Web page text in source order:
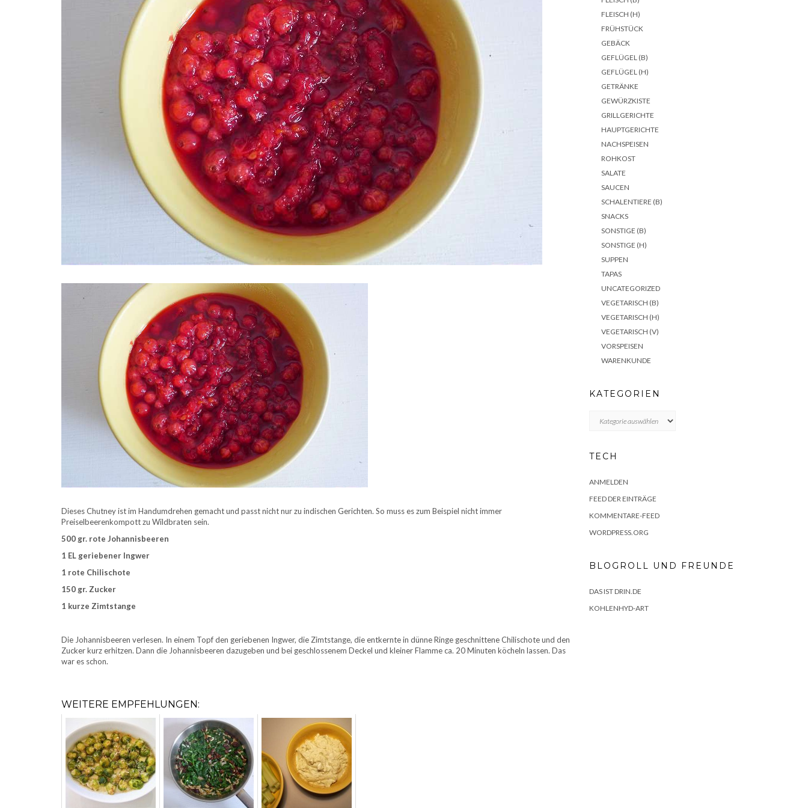
Dieses Chutney ist im Handumdrehen gemacht und passt nicht nur zu indischen Gerichten. So muss es zum Beispiel nicht immer
Preiselbeerenkompott zu Wildbraten sein.
500 gr. rote Johannisbeeren
1 EL geriebener Ingwer
1 rote Chilischote
150 gr. Zucker
1 kurze Zimtstange
Die Johannisbeeren verlesen. In einem Topf den geriebenen Ingwer, die Zimtstange, die entkernte in dünne Ringe geschnittene Chilischote und den
Zucker kurz erhitzen. Dann die Johannisbeeren dazugeben und bei geschlossenem Deckel und kleiner Flamme ca. 20 Minuten köcheln lassen. Das
war es schon.
WEITERE EMPFEHLUNGEN:
FLEISCH (H)
FRÜHSTÜCK
GEBÄCK
GEFLÜGEL (B)
GEFLÜGEL (H)
GETRÄNKE
GEWÜRZKISTE
GRILLGERICHTE
HAUPTGERICHTE
NACHSPEISEN
ROHKOST
SALATE
SAUCEN
SCHALENTIERE (B)
SNACKS
SONSTIGE (B)
SONSTIGE (H)
SUPPEN
TAPAS
UNCATEGORIZED
VEGETARISCH (B)
VEGETARISCH (H)
VEGETARISCH (V)
VORSPEISEN
WARENKUNDE
KATEGORIEN
TECH
ANMELDEN
FEED DER EINTRÄGE
KOMMENTARE-FEED
WORDPRESS.ORG
BLOGROLL UND FREUNDE
DAS IST DRIN.DE
KOHLENHYD-ART